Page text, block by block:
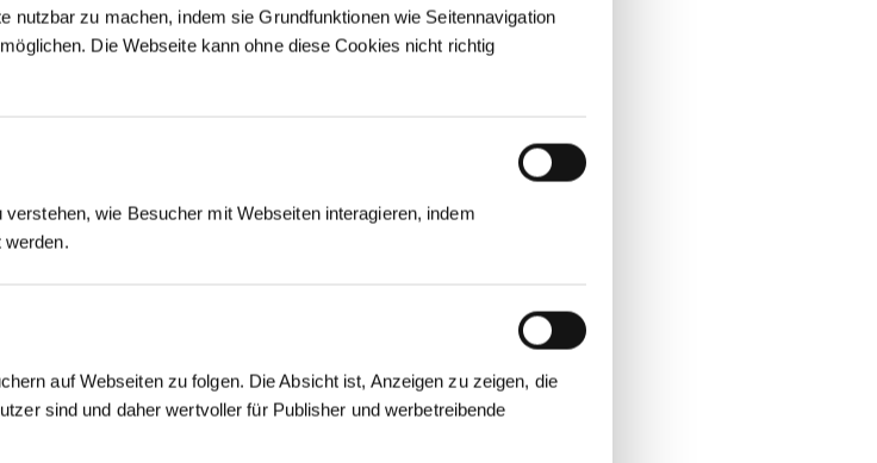
nutzbar zu machen, indem sie Grundfunktionen wie Seitennavigation
Die Webseite kann ohne diese Cookies nicht richtig
wie Besucher mit Webseiten interagieren, indem
werden.
auf Webseiten zu folgen. Die Absicht ist, Anzeigen zu zeigen, die
sind und daher wertvoller für Publisher und werbetreibende